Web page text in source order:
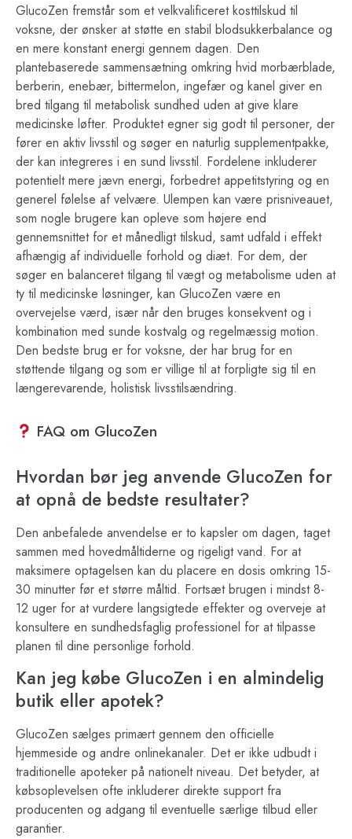
GlucoZen fremstår som et velkvalificeret kosttilskud til
voksne, der ønsker at støtte en stabil blodsukkerbalance og
en mere konstant energi gennem dagen. Den
plantebaserede sammensætning omkring hvid morbærblade,
berberin, enebær, bittermelon, ingefær og kanel giver en
bred tilgang til metabolisk sundhed uden at give klare
medicinske løfter. Produktet egner sig godt til personer, der
fører en aktiv livsstil og søger en naturlig supplementpakke,
der kan integreres i en sund livsstil. Fordelene inkluderer
potentielt mere jævn energi, forbedret appetitstyring og en
generel følelse af velvære. Ulempen kan være prisniveauet,
som nogle brugere kan opleve som højere end
gennemsnittet for et månedligt tilskud, samt udfald i effekt
afhængig af individuelle forhold og diæt. For dem, der
søger en balanceret tilgang til vægt og metabolisme uden at
ty til medicinske løsninger, kan GlucoZen være en
overvejelse værd, især når den bruges konsekvent og i
kombination med sunde kostvalg og regelmæssig motion.
Den bedste brug er for voksne, der har brug for en
støttende tilgang og som er villige til at forpligte sig til en
længerevarende, holistisk livsstilsændring.
FAQ om GlucoZen
Hvordan bør jeg anvende GlucoZen for
at opnå de bedste resultater?
Den anbefalede anvendelse er to kapsler om dagen, taget
sammen med hovedmåltiderne og rigeligt vand. For at
maksimere optagelsen kan du placere en dosis omkring 15-
30 minutter før et større måltid. Fortsæt brugen i mindst 8-
12 uger for at vurdere langsigtede effekter og overveje at
konsultere en sundhedsfaglig professionel for at tilpasse
planen til dine personlige forhold.
Kan jeg købe GlucoZen i en almindelig
butik eller apotek?
GlucoZen sælges primært gennem den officielle
hjemmeside og andre onlinekanaler. Det er ikke udbudt i
traditionelle apoteker på nationelt niveau. Det betyder, at
købsoplevelsen ofte inkluderer direkte support fra
producenten og adgang til eventuelle særlige tilbud eller
garantier.